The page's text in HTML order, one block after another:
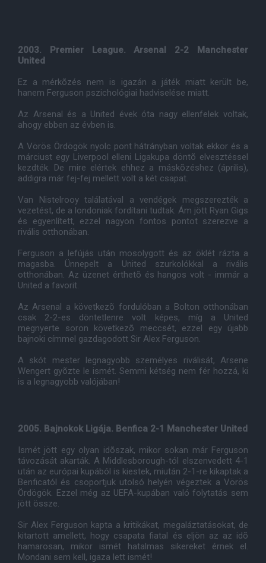
2003. Premier League. Arsenal 2-2 Manchester
United
Ez a mérkõzés nem is igazán a játék miatt került be,
hanem Ferguson pszichológiai hadviselése miatt.
Az Arsenal és a United évek óta nagy ellenfelek voltak,
ahogy ebben az évben is.
A Vörös Ördögök nyolc pont hátrányban voltak ekkor és a
márciust egy Liverpool elleni Ligakupa döntõ elvesztéssel
kezdték. De mire elértek ehhez a máskõzéshez (április),
addigra már fej-fej mellett volt a két csapat.
Van Nistelrooy találatával a vendégek megszerezték a
vezetést, de a londoniak fordítani tudtak. Ám jött Ryan Gigs
és egyenlített, ezzel nagyon fontos pontot szerezve a
rivális otthonában.
Ferguson a lefújás után mosolygott és az öklét rázta a
magasba. Ünnepelt a United szurkolókkal a rivális
otthonában. Az üzenet érthetõ és hangos volt - immár a
United a favorit.
Az Arsenal a következõ fordulóban a Bolton otthonában
csak 2-2-es döntetlenre volt képes, míg a United
megnyerte soron következõ meccsét, ezzel egy újabb
bajnoki címmel gazdagodott Sir Alex Ferguson.
A skót mester legnagyobb személyes riválisát, Arsene
Wengert gyõzte le ismét. Semmi kétség nem fér hozzá, ki
is a legnagyobb valójában!
2005. Bajnokok Ligája. Benfica 2-1 Manchester United
Ismét jött egy olyan idõszak, mikor sokan már Ferguson
távozását akarták. A Middlesborough-tól elszenvedett 4-1
után az európai kupából is kiestek, miután 2-1-re kikaptak a
Benficatól és csoportjuk utolsó helyén végeztek a Vörös
Ördögök. Ezzel még az UEFA-kupában való folytatás sem
jött össze.
Sir Alex Ferguson kapta a kritikákat, megaláztatásokat, de
kitartott amellett, hogy csapata fiatal és eljön az az idõ
hamarosan, mikor ismét hatalmas sikereket érnek el.
Mondani sem kell, igaza lett ismét!